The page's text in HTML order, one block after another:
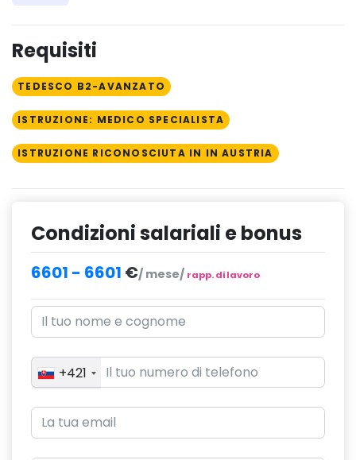
Requisiti
TEDESCO B2-AVANZATO
ISTRUZIONE: MEDICO SPECIALISTA
ISTRUZIONE RICONOSCIUTA IN IN AUSTRIA
Condizioni salariali e bonus
6601 - 6601 €/ mese/ rapp. di lavoro
+421